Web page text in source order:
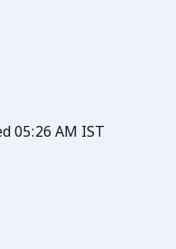
05:26 AM IST